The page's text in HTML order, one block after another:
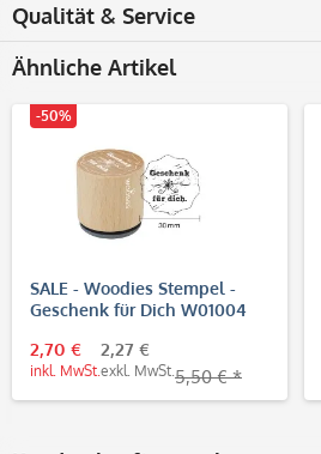
Qualität & Service
Ähnliche Artikel
-50%
SALE - Woodies Stempel -
Geschenk für Dich W01004
2,70 €
inkl. MwSt.
2,27 €
exkl. MwSt. 5,50 € *